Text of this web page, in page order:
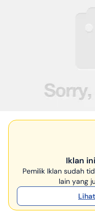
Iklan
Pemilik Iklan sudah
lain yang